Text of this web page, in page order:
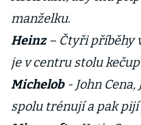
manželku.
Heinz– Čtyři příběhy
je v centru stolu
Michelob- John Cena,
spolu trénují a pak pijí